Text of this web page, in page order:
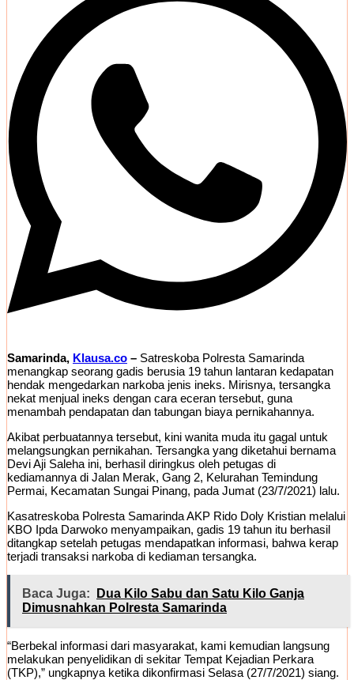
Samarinda, Klausa.co – Satreskoba Polresta Samarinda
menangkap seorang gadis berusia 19 tahun lantaran kedapatan
hendak mengedarkan narkoba jenis ineks. Mirisnya, tersangka
nekat menjual ineks dengan cara eceran tersebut, guna
menambah pendapatan dan tabungan biaya pernikahannya.
Akibat perbuatannya tersebut, kini wanita muda itu gagal untuk
melangsungkan pernikahan. Tersangka yang diketahui bernama
Devi Aji Saleha ini, berhasil diringkus oleh petugas di
kediamannya di Jalan Merak, Gang 2, Kelurahan Temindung
Permai, Kecamatan Sungai Pinang, pada Jumat (23/7/2021) lalu.
Kasatreskoba Polresta Samarinda AKP Rido Doly Kristian melalui
KBO Ipda Darwoko menyampaikan, gadis 19 tahun itu berhasil
ditangkap setelah petugas mendapatkan informasi, bahwa kerap
terjadi transaksi narkoba di kediaman tersangka.
Baca Juga:
Dua Kilo Sabu dan Satu Kilo Ganja
Dimusnahkan Polresta Samarinda
“Berbekal informasi dari masyarakat, kami kemudian langsung
melakukan penyelidikan di sekitar Tempat Kejadian Perkara
(TKP),” ungkapnya ketika dikonfirmasi Selasa (27/7/2021) siang.